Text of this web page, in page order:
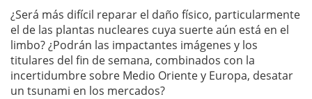
¿Será más difícil reparar el daño físico, particularmente
el de las plantas nucleares cuya suerte aún está en el
limbo? ¿Podrán las impactantes imágenes y los
titulares del fin de semana, combinados con la
incertidumbre sobre Medio Oriente y Europa, desatar
un tsunami en los mercados?